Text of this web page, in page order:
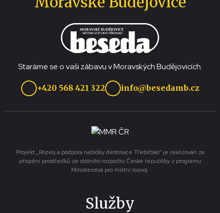
Staráme se o vaši zábavu v Moravských Budějovicích.
+420 568 421 322 info@besedamb.cz
Projekt „Rozvoj a podpora nabídky destinace Třebíčsko“ je realizován za
přispění prostředků ze státního rozpočtu České republiky z programu
Ministerstva pro místní rozvoj.
Služby